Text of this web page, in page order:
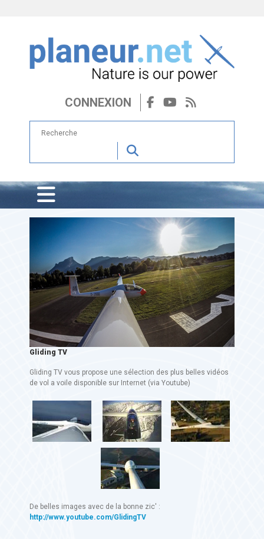
CONNEXION
Gliding TV
Gliding TV vous propose une sélection des plus belles vidéos
de vol a voile disponible sur Internet (via Youtube)
De belles images avec de la bonne zic' :
http://www.youtube.com/GlidingTV